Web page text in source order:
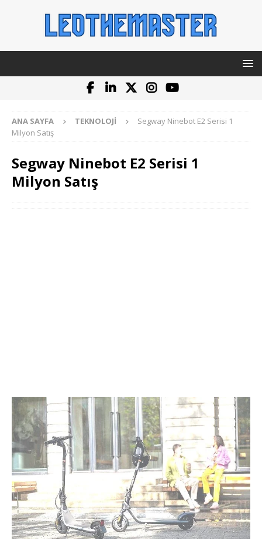
ANA SAYFA TEKNOLOJI
Segway Ninebot E2 Serisi 1
Milyon Satış
Segway Ninebot E2 Serisi 1
Milyon Satış